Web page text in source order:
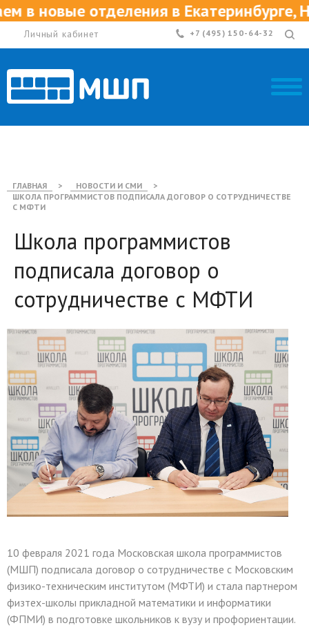
новые отделения в Екатеринбурге,
Личный кабинет +7 (495) 150-64-32
ГЛАВНАЯ > НОВОСТИ И СМИ
>
ШКОЛА ПРОГРАММИСТОВ ПОДПИСАЛА ДОГОВОР О СОТРУДНИЧЕСТВЕ
С МФТИ
Школа программистов
подписала договор о
сотрудничестве с МФТИ
10 февраля 2021 года Московская школа программистов
(МШП) подписала договор о сотрудничестве с Московским
физико-техническим институтом (МФТИ) и стала партнером
физтех-школы прикладной математики и информатики
(ФПМИ) в подготовке школьников к вузу и профориентации.